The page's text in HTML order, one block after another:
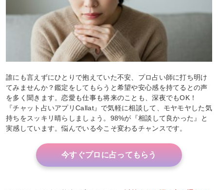
誰にも言えずにひとりで抱えていた不安、プロ占い師に打ち明け
てみませんか？鑑定をしてもらうと希望や安心感を持てるとの声
を多く聞きます。恋愛も仕事も将来のことも、深夜でもOK！
『チャット占いアプリCallat』で気軽に相談して、モヤモヤした気
持ちをスッキリ晴らしましょう。98%が『相談して良かった』と
実感しています。悩んでいる今こそ変わるチャンスです。
今すぐプロに占ってもらう